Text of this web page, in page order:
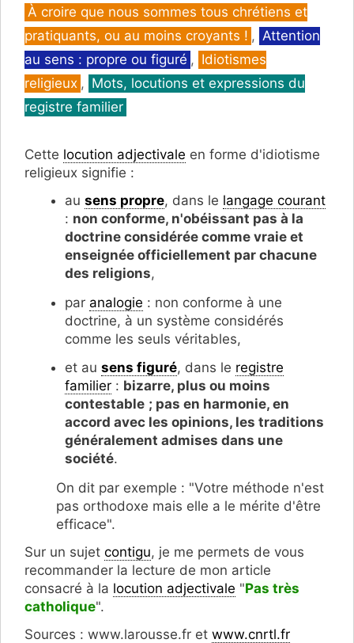
Catégories
À croire que nous sommes tous chrétiens et
pratiquants, ou au moins croyants ! , Attention
au sens : propre ou figuré , Idiotismes
religieux , Mots, locutions et expressions du
registre familier
Cette locution adjectivale en forme d'idiotisme
religieux signifie :
au sens propre, dans le langage courant
: non conforme, n'obéissant pas à la
doctrine considérée comme vraie et
enseignée officiellement par chacune
des religions,
par analogie : non conforme à une
doctrine, à un système considérés
comme les seuls véritables,
et au sens figuré, dans le registre
familier : bizarre, plus ou moins
contestable ; pas en harmonie, en
accord avec les opinions, les traditions
généralement admises dans une
société.
On dit par exemple : "Votre méthode n'est
pas orthodoxe mais elle a le mérite d'être
efficace".
Sur un sujet contigu, je me permets de vous
recommander la lecture de mon article
consacré à la locution adjectivale "Pas très
catholique".
Sources : www.larousse.fr et www.cnrtl.fr